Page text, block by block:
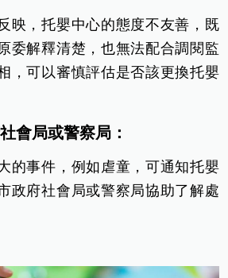
映，托嬰中心的態度不友善，既
委解釋清楚，也無法配合調閱監
，可以審慎評估是否該更換托嬰
會局或警察局：
的事件，例如虐童，可通知托嬰
政府社會局或警察局協助了解處